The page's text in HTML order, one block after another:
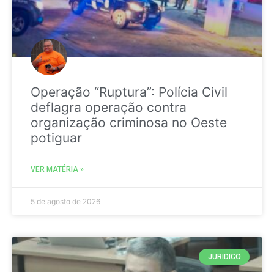
Operação “Ruptura”: Polícia Civil
deflagra operação contra
organização criminosa no Oeste
potiguar
VER MATÉRIA »
5 de agosto de 2026
JURIDICO